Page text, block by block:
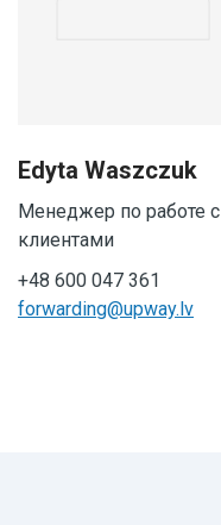
Edyta Waszczuk
Менеджер по работе с
клиентами
+48 600 047 361
forwarding@upway.lv